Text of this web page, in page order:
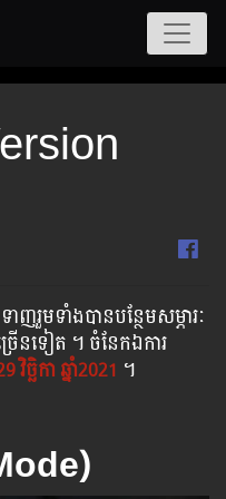
ាញរួមទាំងបានបន្ថែមសម្ភារៈ
រើនទៀត ។ ចំនែកឯការ
វិច្ឆិកា ឆ្នាំ2021 ។